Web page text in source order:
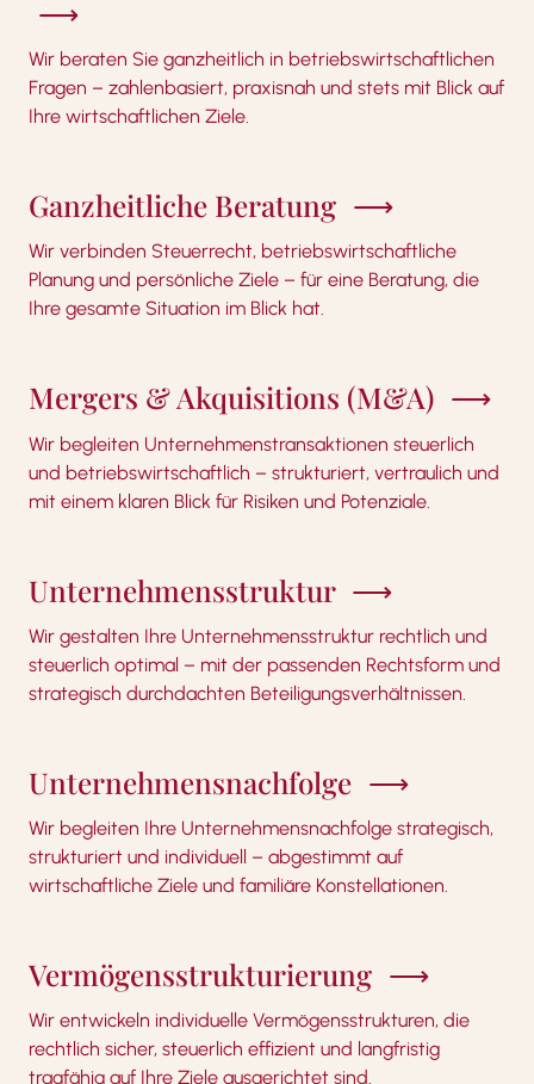
Wir beraten Sie ganzheitlich in betriebswirtschaftlichen
Fragen – zahlenbasiert, praxisnah und stets mit Blick auf
Ihre wirtschaftlichen Ziele.
Ganzheitliche Beratung
Wir verbinden Steuerrecht, betriebswirtschaftliche
Planung und persönliche Ziele – für eine Beratung, die
Ihre gesamte Situation im Blick hat.
Mergers & Akquisitions (M&A)
Wir begleiten Unternehmenstransaktionen steuerlich
und betriebswirtschaftlich – strukturiert, vertraulich und
mit einem klaren Blick für Risiken und Potenziale.
Unternehmensstruktur
Wir gestalten Ihre Unternehmensstruktur rechtlich und
steuerlich optimal – mit der passenden Rechtsform und
strategisch durchdachten Beteiligungsverhältnissen.
Unternehmensnachfolge
Wir begleiten Ihre Unternehmensnachfolge strategisch,
strukturiert und individuell – abgestimmt auf
wirtschaftliche Ziele und familiäre Konstellationen.
Vermögensstrukturierung
Wir entwickeln individuelle Vermögensstrukturen, die
rechtlich sicher, steuerlich effizient und langfristig
tragfähig auf Ihre Ziele ausgerichtet sind.